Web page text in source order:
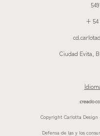
+ 54
Ciudad Evita,
Copyright Carlotta Design -
Defensa de las y los